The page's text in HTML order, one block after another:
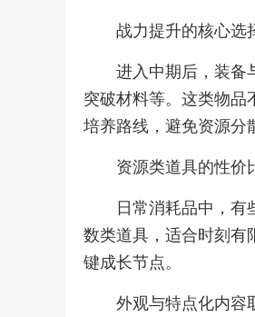
战力提升的核心选
进入中期后，装备
突破材料等。这类物品
培养路线，避免资源分
资源类道具的性价
日常消耗品中，
数类道具，适合时刻有
键成长节点。
外观与特点化内容